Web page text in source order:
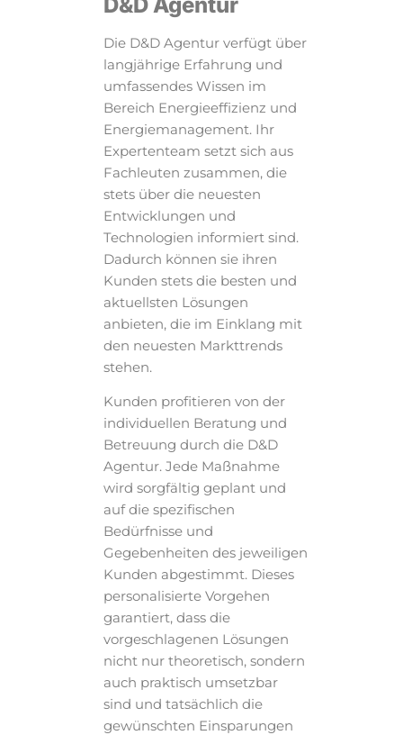
Die D&D Agentur verfügt über
langjährige Erfahrung und
umfassendes Wissen im
Bereich Energieeffizienz und
Energiemanagement. Ihr
Expertenteam setzt sich aus
Fachleuten zusammen, die
stets über die neuesten
Entwicklungen und
Technologien informiert sind.
Dadurch können sie ihren
Kunden stets die besten und
aktuellsten Lösungen
anbieten, die im Einklang mit
den neuesten Markttrends
stehen.
Kunden profitieren von der
individuellen Beratung und
Betreuung durch die D&D
Agentur. Jede Maßnahme
wird sorgfältig geplant und
auf die spezifischen
Bedürfnisse und
Gegebenheiten des jeweiligen
Kunden abgestimmt. Dieses
personalisierte Vorgehen
garantiert, dass die
vorgeschlagenen Lösungen
nicht nur theoretisch, sondern
auch praktisch umsetzbar
sind und tatsächlich die
gewünschten Einsparungen